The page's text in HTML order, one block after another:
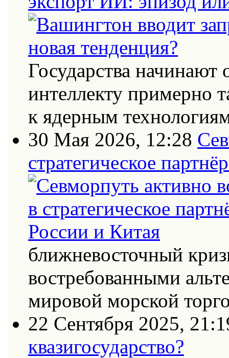
Государства начинают
интеллекту примерно
к ядерным
30 Мая 2026, 12:28
стратегическое
ближневосточный
востребованными
мировой морской
22 Сентября 2025,
квазигосударство?